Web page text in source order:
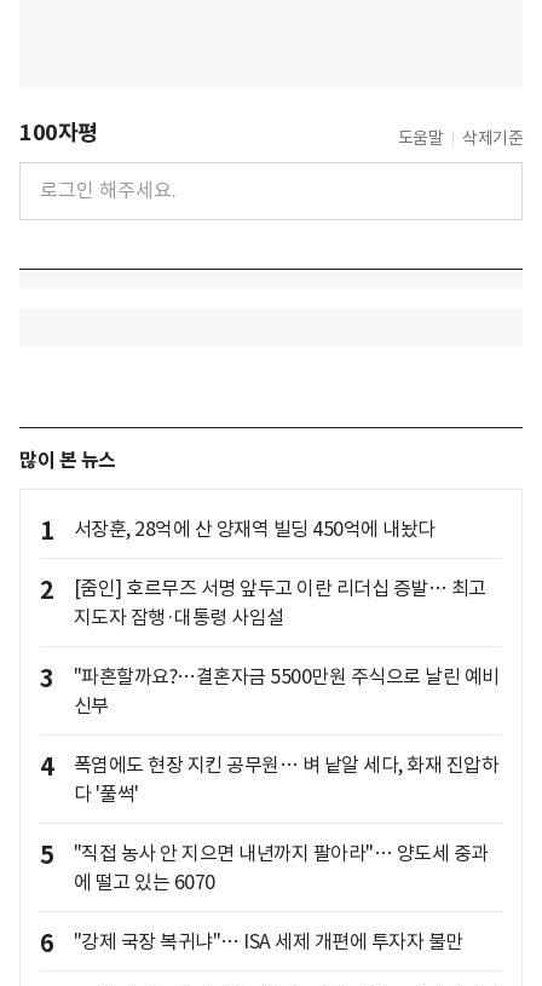
100자평 도움말 삭제기준
많이 본 뉴스
1 서장훈, 28억에 산 양재역 빌딩 450억에 내놨다
2
[줌인] 호르무즈 서명 앞두고 이란 리더십 증발… 최고
지도자 잠행·대통령 사임설
3
"파혼할까요?…결혼자금 5500만원 주식으로 날린 예비
신부
4
폭염에도 현장 지킨 공무원… 벼 낱알 세다, 화재 진압하
다 '풀썩'
5
"직접 농사 안 지으면 내년까지 팔아라"… 양도세 중과
에 떨고 있는 6070
6 "강제 국장 복귀냐"… ISA 세제 개편에 투자자 불만